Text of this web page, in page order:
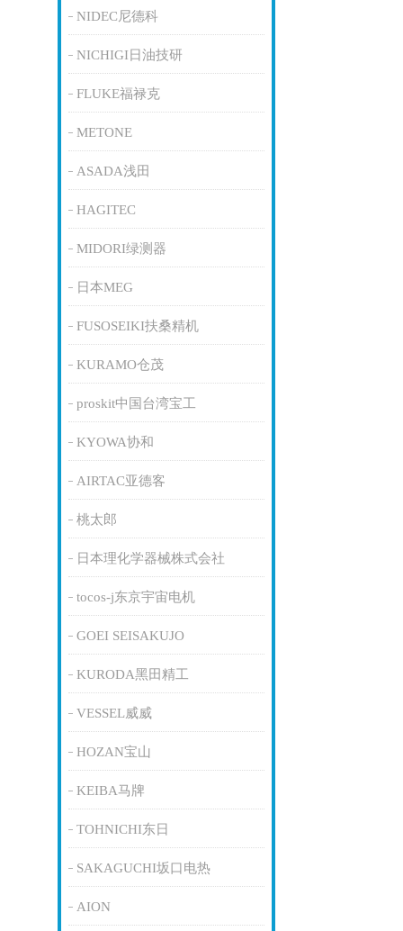
NIDEC尼德科
NICHIGI日油技研
FLUKE福禄克
METONE
ASADA浅田
HAGITEC
MIDORI绿测器
日本MEG
FUSOSEIKI扶桑精机
KURAMO仓茂
proskit中国台湾宝工
KYOWA协和
AIRTAC亚德客
桃太郎
日本理化学器械株式会社
tocos-j东京宇宙电机
GOEI SEISAKUJO
KURODA黑田精工
VESSEL威威
HOZAN宝山
KEIBA马牌
TOHNICHI东日
SAKAGUCHI坂口电热
AION